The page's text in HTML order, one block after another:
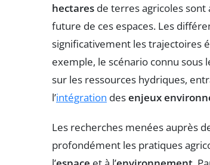
hectares de terres agricoles sont
future de ces espaces. Les
significativement les trajectoires
exemple, le scénario connu sous
sur les ressources hydriques,
l’intégration desenjeux
Les recherches menées auprès
profondément les pratiques